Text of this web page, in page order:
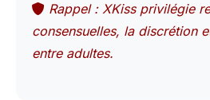
Rappel : XKiss privilégie
consensuelles, la discrétion
entre adultes.